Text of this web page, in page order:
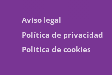
Aviso legal
Política de privacidad
Política de cookies